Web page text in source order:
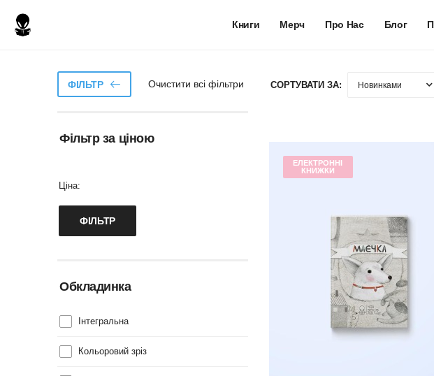
Книги Мерч Про Нас Блог
ФІЛЬТР Очистити всі фільтри
Фільтр за ціною
Ціна:
Обкладинка
Інтегральна
Кольоровий зріз
СОРТУВАТИ ЗА:
ЕЛЕКТРОННІ
КНИЖКИ